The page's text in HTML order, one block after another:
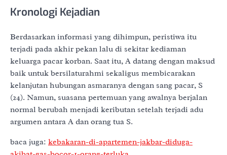
Kronologi Kejadian
Berdasarkan informasi yang dihimpun, peristiwa itu
terjadi pada akhir pekan lalu di sekitar kediaman
keluarga pacar korban. Saat itu, A datang dengan maksud
baik untuk bersilaturahmi sekaligus membicarakan
kelanjutan hubungan asmaranya dengan sang pacar, S
(24). Namun, suasana pertemuan yang awalnya berjalan
normal berubah menjadi keributan setelah terjadi adu
argumen antara A dan orang tua S.
baca juga: kebakaran-di-apartemen-jakbar-diduga-